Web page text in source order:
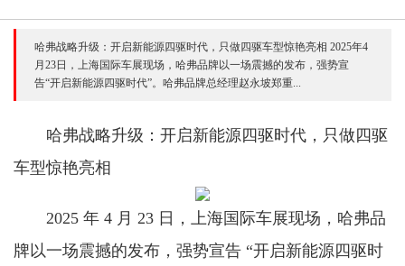
哈弗战略升级：开启新能源四驱时代，只做四驱车型惊艳亮相 2025年4
月23日，上海国际车展现场，哈弗品牌以一场震撼的发布，强势宣
告“开启新能源四驱时代”。哈弗品牌总经理赵永坡郑重...
哈弗战略升级：开启新能源四驱时代，只做四驱
车型惊艳亮相
2025 年 4 月 23 日，上海国际车展现场，哈弗品
牌以一场震撼的发布，强势宣告 “开启新能源四驱时